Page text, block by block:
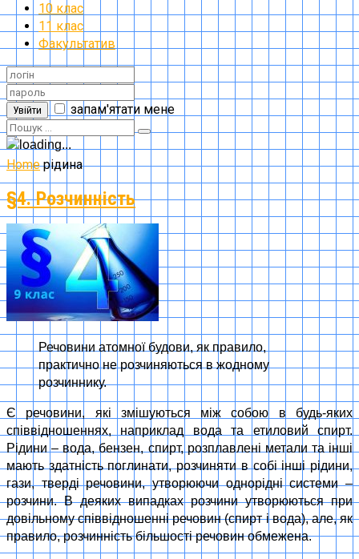
10 клас
11 клас
Факультатив
Увійти запам'ятати мене
Home рідина
§4. Розчинність
Речовини атомної будови, як правило,
практично не розчиняються в жодному
розчиннику.
Є речовини, які змішуються між собою в будь-яких
співвідношеннях, наприклад вода та етиловий спирт.
Рідини – вода, бензен, спирт, розплавлені метали та інші
мають здатність поглинати, розчиняти в собі інші рідини,
гази, тверді речовини, утворюючи однорідні системи –
розчини. В деяких випадках розчини утворюються при
довільному співвідношенні речовин (спирт і вода), але, як
правило, розчинність більшості речовин обмежена.